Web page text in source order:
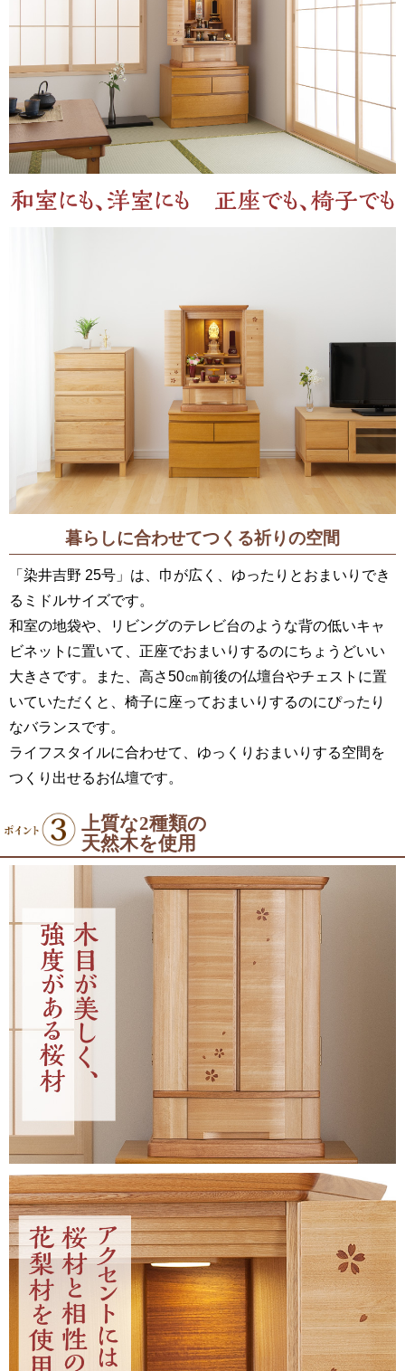
暮らしに合わせてつくる祈りの空間
「染井吉野 25号」は、巾が広く、ゆったりとおまいりでき
るミドルサイズです。
和室の地袋や、リビングのテレビ台のような背の低いキャ
ビネットに置いて、正座でおまいりするのにちょうどいい
大きさです。また、高さ50㎝前後の仏壇台やチェストに置
いていただくと、椅子に座っておまいりするのにぴったり
なバランスです。
ライフスタイルに合わせて、ゆっくりおまいりする空間を
つくり出せるお仏壇です。
上質な2種類の
天然木を使用